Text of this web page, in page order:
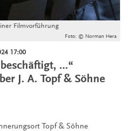
Filmvorführung
Foto: © Norman Hera
17:00
…“
J. A. Topf & Söhne
Topf & Söhne